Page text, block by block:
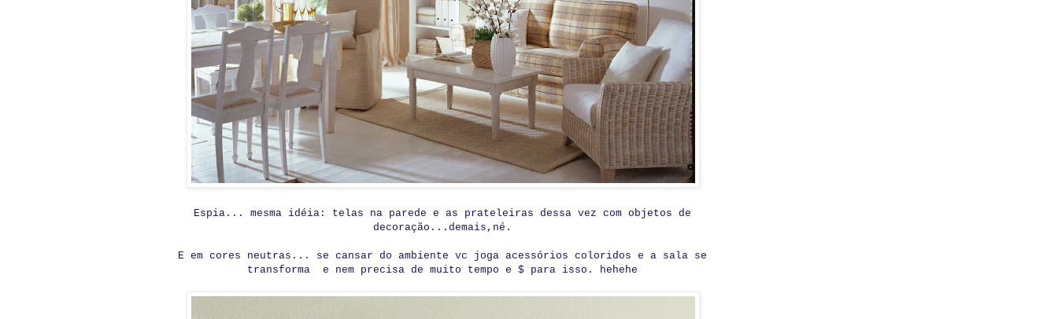
Espia... mesma idéia: telas na parede e as prateleiras dessa vez com objetos de
decoração...demais,né.
E em cores neutras... se cansar do ambiente vc joga acessórios coloridos e a sala se
transforma e nem precisa de muito tempo e $ para isso. hehehe